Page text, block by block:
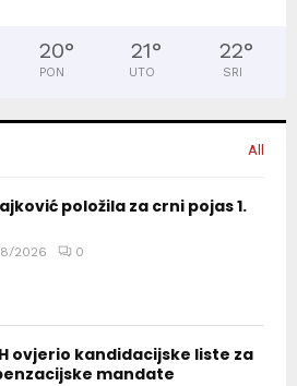
20°
PON
21°
UTO
22°
SRI
All
položila za crni pojas 1.
2026 0
ovjerio kandidacijske liste za
mandate